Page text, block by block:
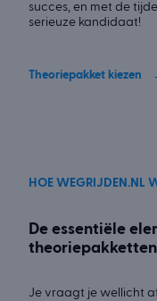
succes, en met de
serieuze kandidaat!
Theoriepakket kiezen
HOE WEGRIJDEN.NL
De essentiële
theoriepakketten
Je vraagt je wellicht